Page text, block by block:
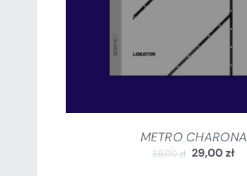
METRO CHARONA
36,00zł 29,00zł